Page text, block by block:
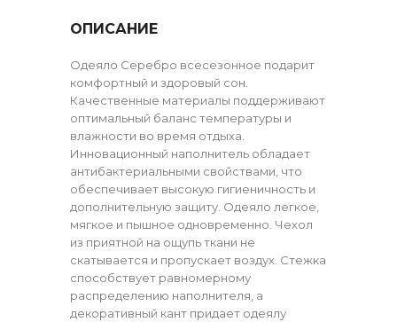
ОПИСАНИЕ
Одеяло Серебро всесезонное подарит
комфортный и здоровый сон.
Качественные материалы поддерживают
оптимальный баланс температуры и
влажности во время отдыха.
Инновационный наполнитель обладает
антибактериальными свойствами, что
обеспечивает высокую гигиеничность и
дополнительную защиту. Одеяло легкое,
мягкое и пышное одновременно. Чехол
из приятной на ощупь ткани не
скатывается и пропускает воздух. Стежка
способствует равномерному
распределению наполнителя, а
декоративный кант придает одеялу